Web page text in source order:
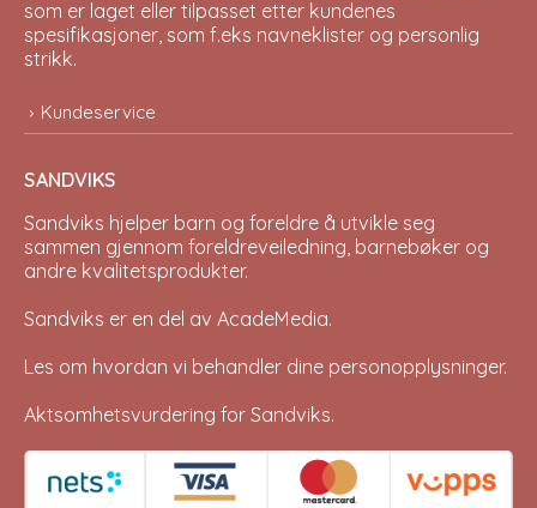
som er laget eller tilpasset etter kundenes
spesifikasjoner, som f.eks navneklister og personlig
strikk.
Kundeservice
SANDVIKS
Sandviks hjelper barn og foreldre å utvikle seg
sammen gjennom foreldreveiledning, barnebøker og
andre kvalitetsprodukter.
Sandviks er en del av AcadeMedia.
Les om hvordan vi behandler dine personopplysninger.
Aktsomhetsvurdering for Sandviks.